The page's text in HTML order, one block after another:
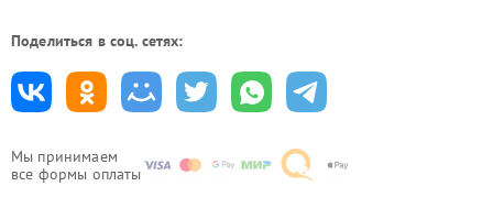
Мы принимаем
все формы оплаты
Поделиться в соц. сетях: